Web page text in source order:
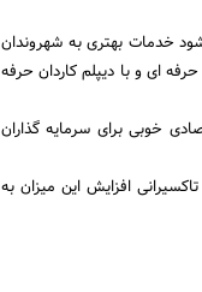
خدمات بهتری به شهروندان
ای و با دیپلم کاردان حرفه
خوبی برای سرمایه گذاران
سازمان تاکسیرانی افزایش این میزان به